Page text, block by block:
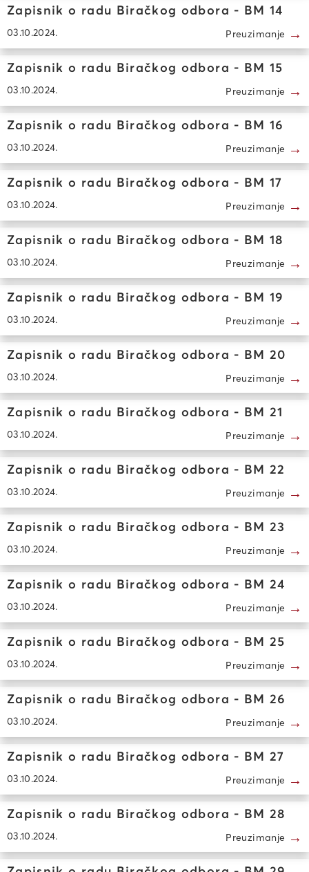
Zapisnik o radu Biračkog odbora - BM 14
03.10.2024. Preuzimanje →
Zapisnik o radu Biračkog odbora - BM 15
03.10.2024. Preuzimanje →
Zapisnik o radu Biračkog odbora - BM 16
03.10.2024. Preuzimanje →
Zapisnik o radu Biračkog odbora - BM 17
03.10.2024. Preuzimanje →
Zapisnik o radu Biračkog odbora - BM 18
03.10.2024. Preuzimanje →
Zapisnik o radu Biračkog odbora - BM 19
03.10.2024. Preuzimanje →
Zapisnik o radu Biračkog odbora - BM 20
03.10.2024. Preuzimanje →
Zapisnik o radu Biračkog odbora - BM 21
03.10.2024. Preuzimanje →
Zapisnik o radu Biračkog odbora - BM 22
03.10.2024. Preuzimanje →
Zapisnik o radu Biračkog odbora - BM 23
03.10.2024. Preuzimanje →
Zapisnik o radu Biračkog odbora - BM 24
03.10.2024. Preuzimanje →
Zapisnik o radu Biračkog odbora - BM 25
03.10.2024. Preuzimanje →
Zapisnik o radu Biračkog odbora - BM 26
03.10.2024. Preuzimanje →
Zapisnik o radu Biračkog odbora - BM 27
03.10.2024. Preuzimanje →
Zapisnik o radu Biračkog odbora - BM 28
03.10.2024. Preuzimanje →